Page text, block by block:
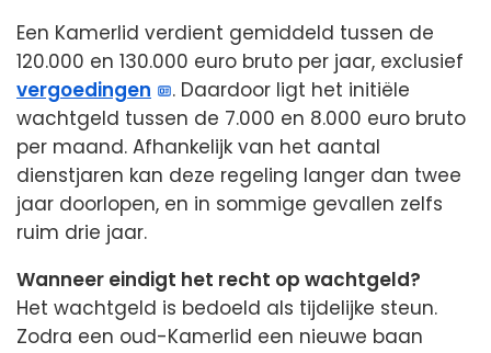
Een Kamerlid verdient gemiddeld tussen de
120.000 en 130.000 euro bruto per jaar, exclusief
vergoedingen
. Daardoor ligt het initiële
wachtgeld tussen de 7.000 en 8.000 euro bruto
per maand. Afhankelijk van het aantal
dienstjaren kan deze regeling langer dan twee
jaar doorlopen, en in sommige gevallen zelfs
ruim drie jaar.
Wanneer eindigt het recht op wachtgeld?
Het wachtgeld is bedoeld als tijdelijke steun.
Zodra een oud-Kamerlid een nieuwe baan